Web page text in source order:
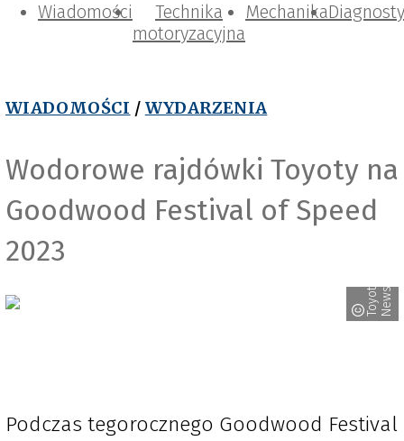
Wiadomości
Technika
motoryzacyjna
Mechanika
WIADOMOŚCI / WYDARZENIA
Wodorowe rajdówki Toyoty na
Goodwood Festival of Speed
2023
T
o
y
ot
a
N
e
ws
Podczas tegorocznego Goodwood Festival